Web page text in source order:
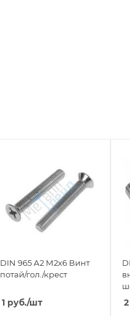
DIN 965 А2 М2х6 Винт
потай/гол./крест
1 руб./шт 2